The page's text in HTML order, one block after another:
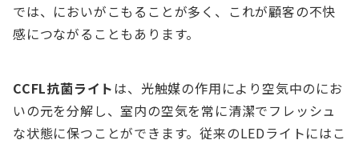
では、においがこもることが多く、これが顧客の不快
感につながることもあります。
CCFL抗菌ライトは、光触媒の作用により空気中のにお
いの元を分解し、室内の空気を常に清潔でフレッシュ
な状態に保つことができます。従来のLEDライトにはこ